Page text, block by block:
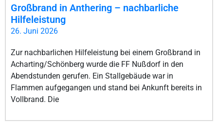
Großbrand in Anthering – nachbarliche
Hilfeleistung
26. Juni 2026
Zur nachbarlichen Hilfeleistung bei einem Großbrand in
Acharting/Schönberg wurde die FF Nußdorf in den
Abendstunden gerufen. Ein Stallgebäude war in
Flammen aufgegangen und stand bei Ankunft bereits in
Vollbrand. Die